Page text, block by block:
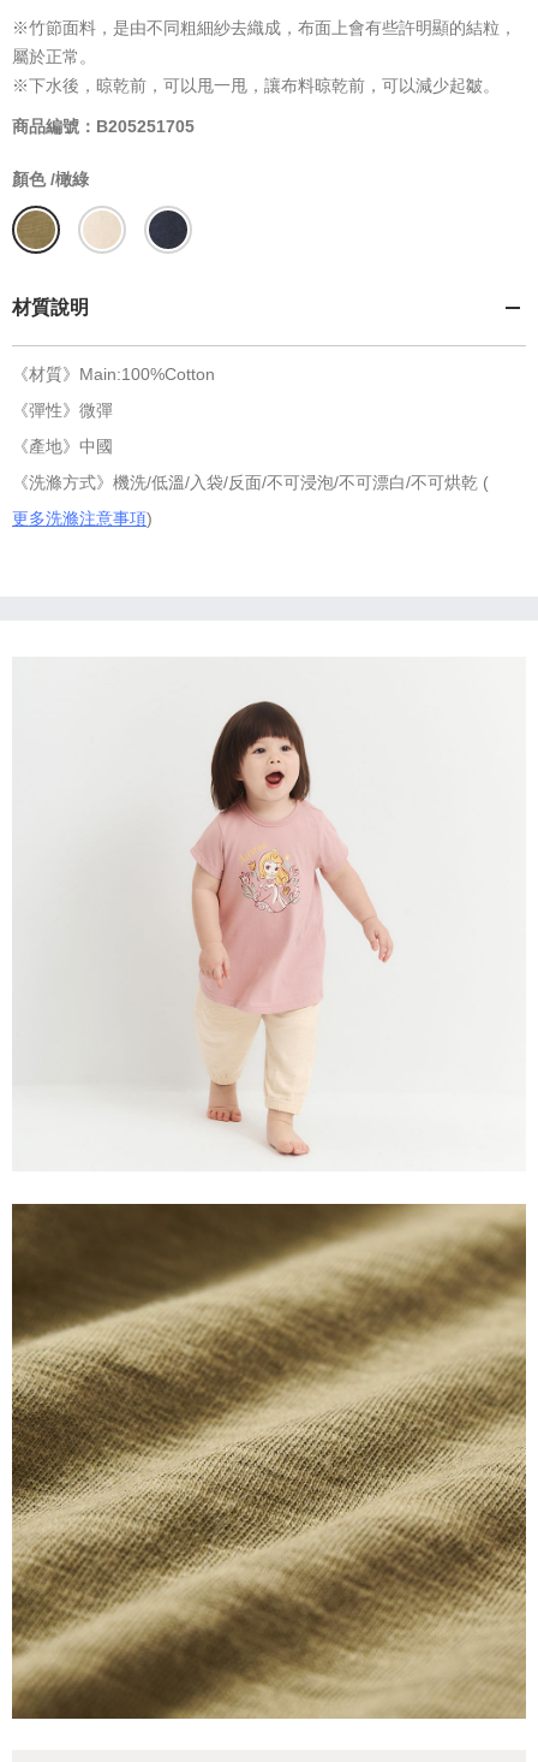
※竹節面料，是由不同粗細紗去織成，布面上會有些許明顯的結粒，
屬於正常。
※下水後，晾乾前，可以甩一甩，讓布料晾乾前，可以減少起皺。
商品編號：B205251705
顏色 /橄綠
材質說明
《材質》Main:100%Cotton
《彈性》微彈
《產地》中國
《洗滌方式》機洗/低溫/入袋/反面/不可浸泡/不可漂白/不可烘乾 (
更多洗滌注意事項)